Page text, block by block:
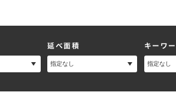
延べ面積 キーワ